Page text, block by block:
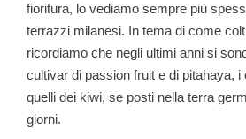
fioritura, lo vediamo sempre più
terrazzi milanesi. In tema di come
ricordiamo che negli ultimi anni si
cultivar di passion fruit e di pitahaya,
quelli dei kiwi, se posti nella terra
giorni.